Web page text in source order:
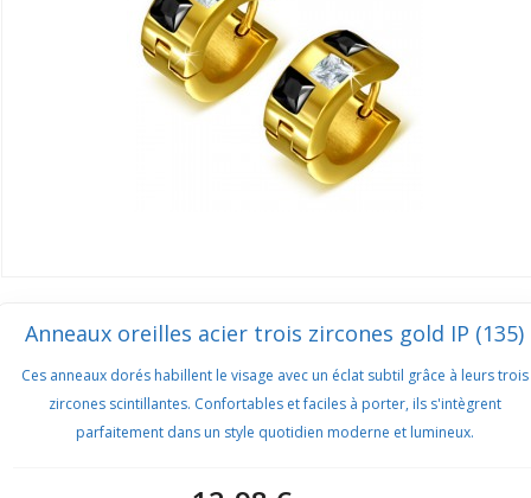
Anneaux oreilles acier trois zircones gold IP (135)
Ces anneaux dorés habillent le visage avec un éclat subtil grâce à leurs trois
zircones scintillantes. Confortables et faciles à porter, ils s'intègrent
parfaitement dans un style quotidien moderne et lumineux.